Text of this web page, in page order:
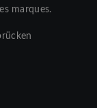
marques.